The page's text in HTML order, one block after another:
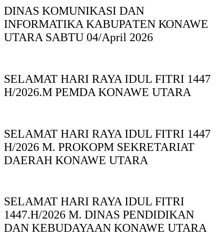
DINAS KOMUNIKASI DAN
INFORMATIKA KABUPAΤΕΝ ΚΟNAWE
UTARA SABTU 04/April 2026
SELAMAT HARI RAYA IDUL FITRI 1447
H/2026.M PEMDA KONAWE UTARA
SELAMAT HARI RAYA IDUL FITRI 1447
H/2026 M. PROKOPM SEKRETARIAT
DAERAH KONAWE UTARA
SELAMAT HARI RAYA IDUL FITRI
1447.H/2026 M. DINAS PENDIDIKAN
DAN KEBUDAYAAN KONAWE UTARA